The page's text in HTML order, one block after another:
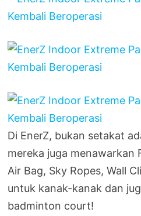
Di EnerZ, bukan setakat
mereka juga menawarkan
Air Bag, Sky Ropes, Wall
untuk kanak-kanak dan
badminton court!